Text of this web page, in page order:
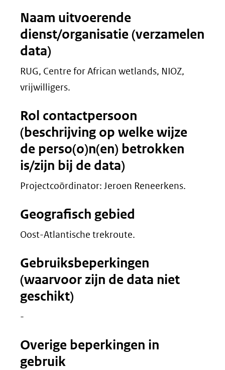
Naam uitvoerende
dienst/organisatie (verzamelen
data)
RUG, Centre for African wetlands, NIOZ,
vrijwilligers.
Rol contactpersoon
(beschrijving op welke wijze
de perso(o)n(en) betrokken
is/zijn bij de data)
Projectcoördinator: Jeroen Reneerkens.
Geografisch gebied
Oost-Atlantische trekroute.
Gebruiksbeperkingen
(waarvoor zijn de data niet
geschikt)
-
Overige beperkingen in
gebruik